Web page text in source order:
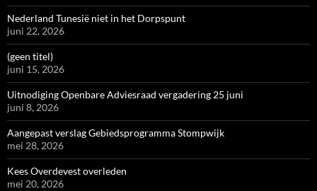
Nederland Tunesië niet in het Dorpspunt
juni 22, 2026
(geen titel)
juni 15, 2026
Uitnodiging Openbare Adviesraad vergadering 25 juni
juni 8, 2026
Aangepast verslag Gebiedsprogramma Stompwijk
mei 28, 2026
Kees Overdevest overleden
mei 20, 2026